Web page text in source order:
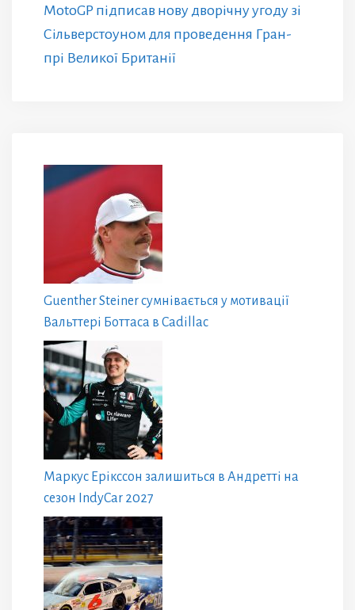
MotoGP підписав нову дворічну угоду зі
Сільверстоуном для проведення Гран-
прі Великої Британії
Guenther Steiner сумнівається у мотивації
Вальттері Боттаса в Cadillac
Маркус Ерікссон залишиться в Андретті на
сезон IndyCar 2027